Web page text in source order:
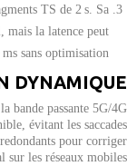
TS de 2 s. Sa
mais la latence peut
sans optimisation.
DYNAMIQUE
bande passante 5G/4G
évitant les saccades.
pour corriger
sur les réseaux mobiles